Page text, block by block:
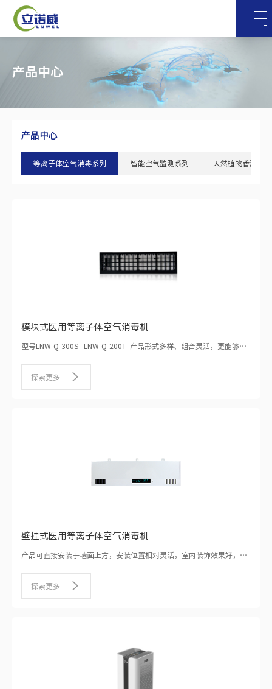
产品中心
产品中心
等离子体空气消毒系列 智能空气监测系列 天然植物香薰精
模块式医用等离子体空气消毒机
型号LNW-Q-300S LNW-Q-200T 产品形式多样、组合灵活，更能够量
管道内，占用任何室内空间，充分保护空调及管道内部，防止灰尘积聚
探索更多
壁挂式医用等离子体空气消毒机
产品可直接安装于墙面上方，安装位置相对灵活，室内装饰效果好，外
据。探索更多